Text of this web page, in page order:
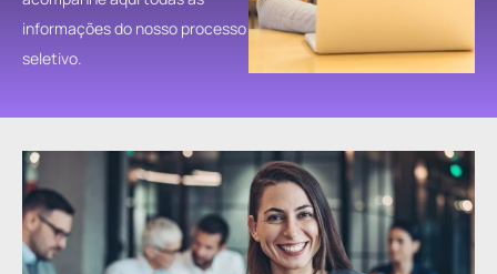
informações do nosso processo
seletivo.